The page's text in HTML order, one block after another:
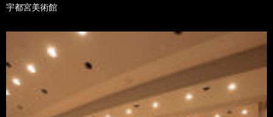
宇都宮美術館